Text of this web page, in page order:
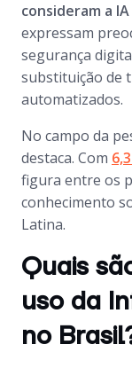
consideram a
expressam
segurança
substituição de
automatizados.
No campo da
destaca. Com
figura entre os
conhecimento
Latina.
Quais
uso da
no